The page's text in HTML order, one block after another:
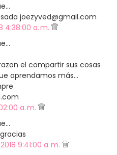
joezyved@gmail.com
4:38:00 a. m.
el compartir sus cosas
aprendamos más...
a. m.
9:41:00 a. m.